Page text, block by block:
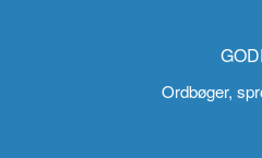
Ordbøger,